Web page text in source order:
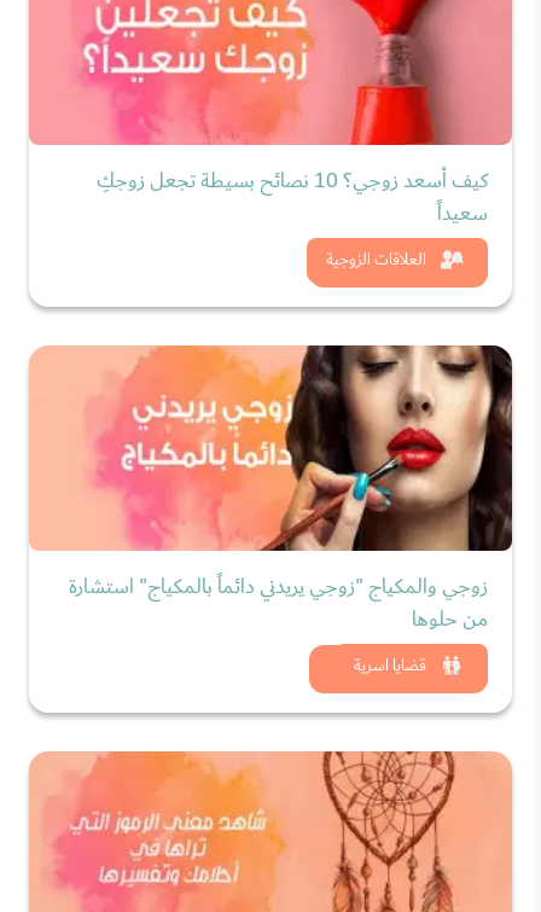
العلاقات الزوجية
كيف أسعد زوجي؟ 10 نصائح بسيطة تجعل زوجكِ
سعيداً
شاهد الان
قضايا اسرية
زوجي والمكياج "زوجي يريدني دائماً بالمكياج" استشارة
من حلوها
شاهد الان